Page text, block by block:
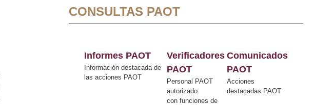
CONSULTAS PAOT
Informes PAOT
Información destacada de
las acciones PAOT
Verificadores
PAOT
Personal PAOT
autorizado
con funciones de
Comunicados
PAOT
Acciones
destacadas PAOT